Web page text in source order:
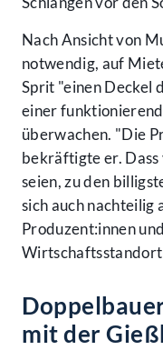
Nach Ansicht von
notwendig, auf
Sprit "einen Deckel
einer
überwachen. "Die
bekräftigte er.
seien, zu den
sich auch nachteilig
Produzent:innen
Wirtschaftsstandort
mit der